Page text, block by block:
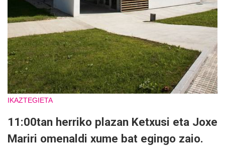
IKAZTEGIETA
11:00tan herriko plazan Ketxusi eta Joxe
Mariri omenaldi xume bat egingo zaio.